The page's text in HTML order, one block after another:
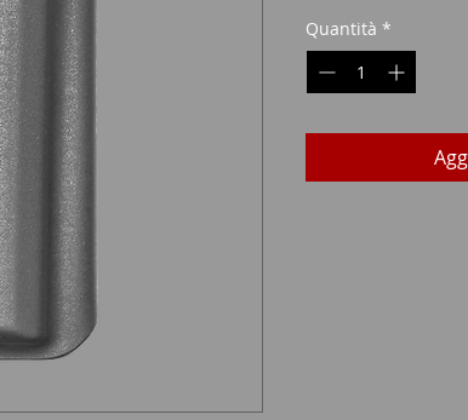
Quantità *